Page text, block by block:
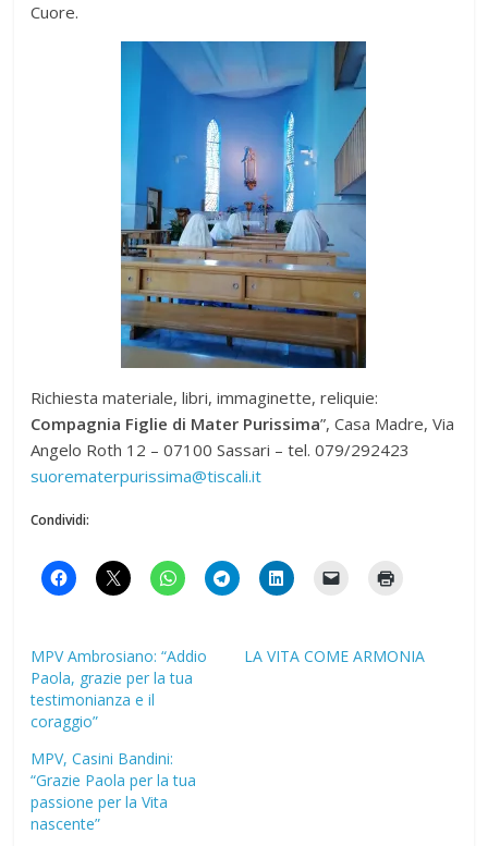
Cuore.
Richiesta materiale, libri, immaginette, reliquie:
Compagnia Figlie di Mater Purissima”, Casa Madre, Via
Angelo Roth 12 – 07100 Sassari – tel. 079/292423
suorematerpurissima@tiscali.it
Condividi:
MPV Ambrosiano: “Addio
Paola, grazie per la tua
testimonianza e il
coraggio”
LA VITA COME ARMONIA
MPV, Casini Bandini:
“Grazie Paola per la tua
passione per la Vita
nascente”